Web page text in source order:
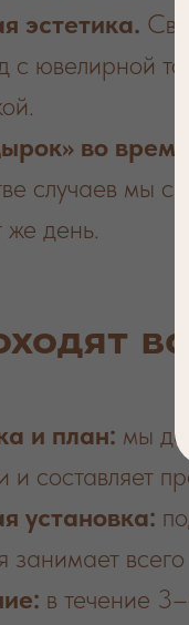
эстетика.
ювелирной
во
случаев мы
же день.
и план: мы
и составляет
установка:
занимает
в течение